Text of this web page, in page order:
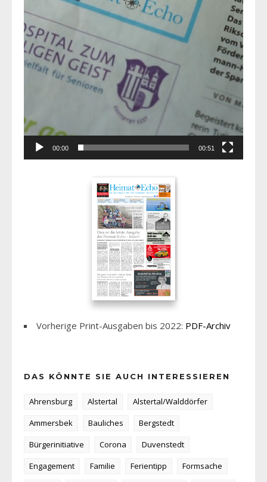
00:00 00:51
Vorherige Print-Ausgaben bis 2022: PDF-Archiv
DAS KÖNNTE SIE AUCH INTERESSIEREN
Ahrensburg Alstertal
Alstertal/Walddörfer
Ammersbek
Bauliches
Bergstedt
Bürgerinitiative
Corona
Duvenstedt
Engagement
Familie Ferientipp
Formsache